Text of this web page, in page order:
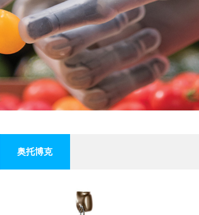
奥托博克